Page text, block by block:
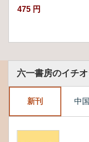
475 円
六一書房のイチ
新刊 中